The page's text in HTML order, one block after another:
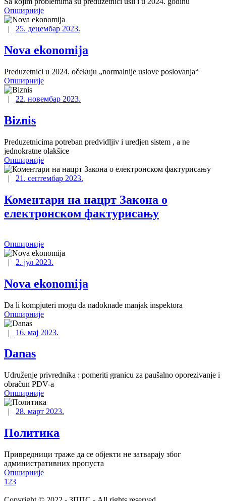
Опширније
| 25. децембар 2023.
Nova ekonomija
Preduzetnici u 2024. očekuju „normalnije uslove poslovanja“
Опширније
| 22. новембар 2023.
Biznis
Preduzetnicima potreban predvidljiv i uredjen sistem , a ne
jednokratne olakšice
Опширније
| 21. септембар 2023.
Коментари на нацрт Закона о
електронском фактурисању
Опширније
| 2. јул 2023.
Nova ekonomija
Da li kompjuteri mogu da nadoknade manjak inspektora
Опширније
| 16. мај 2023.
Danas
Udruženje privrednika : pomeriti granicu za paušalno oporezivanje i
obračun PDV-a
Опширније
| 28. март 2023.
Политика
Привредници траже да се објекти не затварају због
административних пропуста
Опширније
1 23